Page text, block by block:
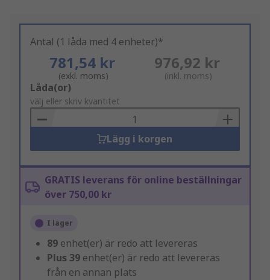
Antal (1 låda med 4 enheter)*
781,54 kr
(exkl. moms)
976,92 kr
(inkl. moms)
Add
to
Basket
Låda(or)
välj eller skriv kvantitet
Lägg i korgen
GRATIS leverans för online beställningar
över 750,00 kr
I lager
89 enhet(er) är redo att levereras
Plus 39 enhet(er) är redo att levereras
från en annan plats